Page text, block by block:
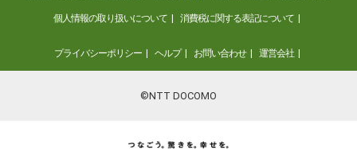
宮崎県宮崎市花ケ島町笹原
価 格
4.70万円
住 所
宮崎県宮崎市花ケ島町笹原
23.27m²
個人情報の取り扱いについて 消費税に関する表記について
プライバシーポリシー ヘルプ お問い合わせ 運営会社
©NTT DOCOMO